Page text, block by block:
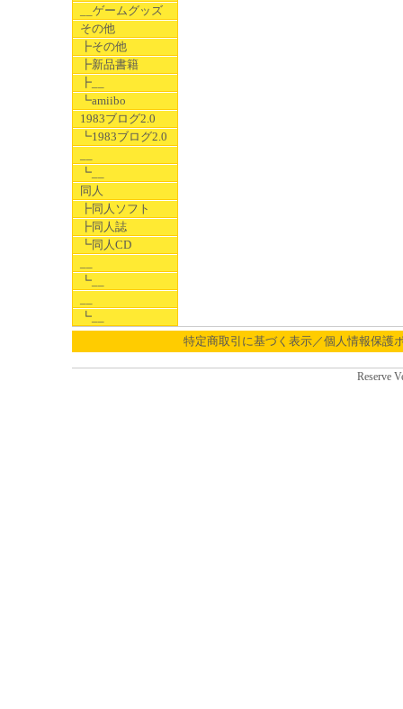
__ゲームグッズ
その他
┣その他
┣新品書籍
┣__
┗amiibo
1983ブログ2.0
┗1983ブログ2.0
┗__
同人
┣同人ソフト
┣同人誌
┗同人CD
┗__
┗__
特定商取引に基づく表示／個人情報保護
Reserve